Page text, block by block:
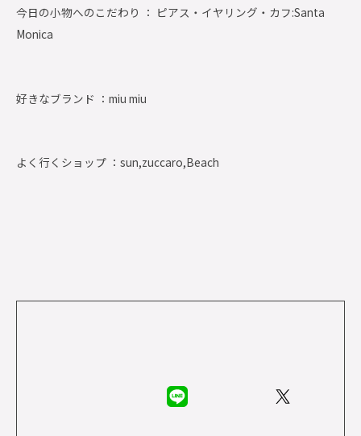
今日の小物へのこだわり ： ピアス・イヤリング・カフ:Santa
Monica
好きなブランド ： miu miu
よく行くショップ ： sun,zuccaro,Beach